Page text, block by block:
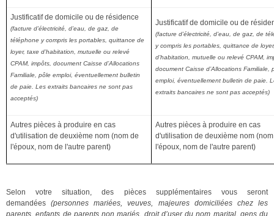
Justificatif de domicile ou de résidence
(facture d’électricité, d’eau, de gaz, de
téléphone y compris les portables, quittance de
loyer, taxe d’habitation, mutuelle ou relevé
CPAM, impôts, document Caisse d’Allocations
Familiale, pôle emploi, éventuellement bulletin
de paie. Les extraits bancaires ne sont pas
acceptés)
Justificatif de domicile ou de
(facture d’électricité, d’eau, de gaz, de
y compris les portables, quittance de
d’habitation, mutuelle ou relevé CPAM,
document Caisse d’Allocations Familiale,
emploi, éventuellement bulletin de paie.
extraits bancaires ne sont pas acceptés)
Autres pièces à produire en cas
d'utilisation de deuxième nom (nom de
l'époux, nom de l'autre parent)
Autres pièces à produire en cas
d'utilisation de deuxième nom
l'époux, nom de l'autre parent)
Selon votre situation, des pièces supplémentaires vous seront
demandées (personnes mariées, veuves, majeures domiciliées chez les
parents, enfants de parents non mariés, droit d’user du nom marital, gens du